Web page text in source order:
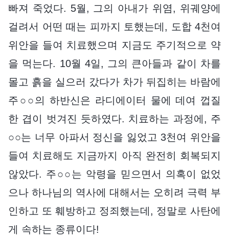
빠져 죽었다. 5월, 그의 아내가 위염, 위궤양에
걸려서 어떤 때는 피까지 토했는데, 도합 4천여
위안을 들여 치료했으며 지금도 주기적으로 약
을 먹는다. 10월 4일, 그의 큰아들과 같이 차를
몰고 흙을 실으러 갔다가 차가 뒤집히는 바람에
주○○의 하반신은 라디에이터 물에 데여 껍질
한 겹이 벗겨진 듯하였다. 치료하는 과정에, 주
○○는 너무 아파서 정신을 잃었고 3천여 위안을
들여 치료해도 지금까지 아직 완전히 회복되지
않았다. 주○○는 악령을 믿으면서 의혹이 없었
으나 하나님의 역사에 대해서는 오히려 극력 부
인하고 또 훼방하고 정죄했는데, 정말로 사탄에
게 속하는 종류이다!